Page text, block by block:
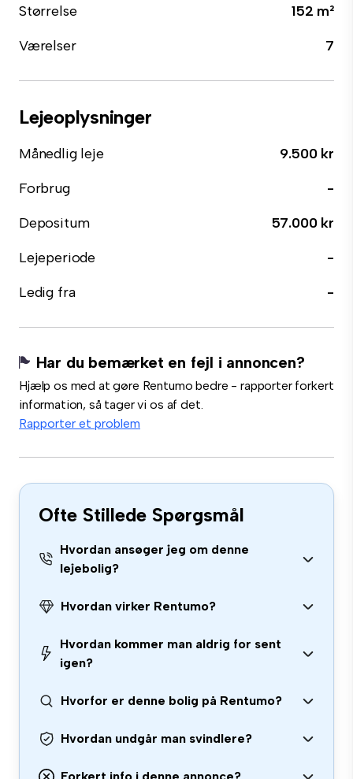
Størrelse
152 m²
Værelser
7
Lejeoplysninger
Månedlig leje
9.500 kr
Forbrug
-
Depositum
57.000 kr
Lejeperiode
-
Ledig fra
-
Har du bemærket en fejl i annoncen?
Hjælp os med at gøre Rentumo bedre - rapporter forkert
information, så tager vi os af det.
Rapporter et problem
Ofte Stillede Spørgsmål
Hvordan ansøger jeg om denne
lejebolig?
Hvordan virker Rentumo?
Hvordan kommer man aldrig for sent
igen?
Hvorfor er denne bolig på Rentumo?
Hvordan undgår man svindlere?